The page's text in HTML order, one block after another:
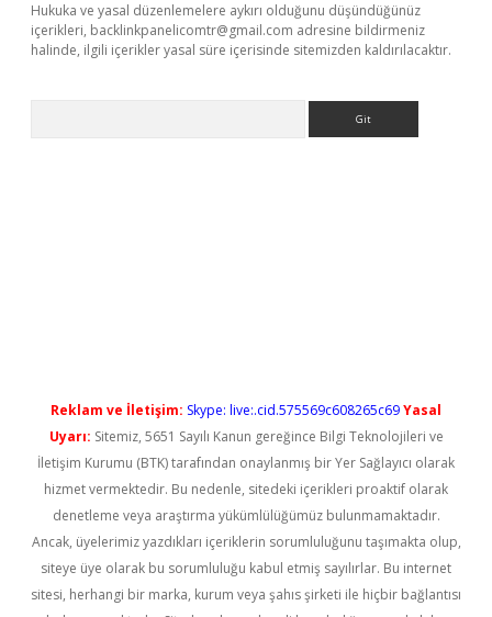
Hukuka ve yasal düzenlemelere aykırı olduğunu düşündüğünüz
içerikleri, backlinkpanelicomtr@gmail.com adresine bildirmeniz
halinde, ilgili içerikler yasal süre içerisinde sitemizden kaldırılacaktır.
Reklam ve İletişim: Skype: live:.cid.575569c608265c69Yasal
Uyarı: Sitemiz, 5651 Sayılı Kanun gereğince Bilgi Teknolojileri ve
İletişim Kurumu (BTK) tarafından onaylanmış bir Yer Sağlayıcı olarak
hizmet vermektedir. Bu nedenle, sitedeki içerikleri proaktif olarak
denetleme veya araştırma yükümlülüğümüz bulunmamaktadır.
Ancak, üyelerimiz yazdıkları içeriklerin sorumluluğunu taşımakta olup,
siteye üye olarak bu sorumluluğu kabul etmiş sayılırlar. Bu internet
sitesi, herhangi bir marka, kurum veya şahıs şirketi ile hiçbir bağlantısı